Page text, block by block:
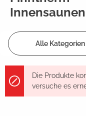
Innensaunen
Alle Kategorien
Die Produkte
versuche es